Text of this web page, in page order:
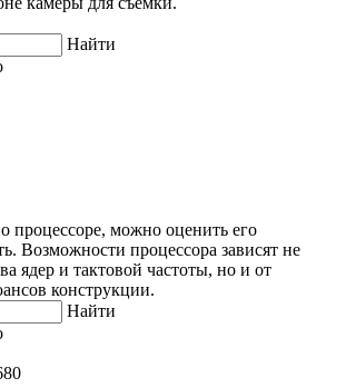
Найти
процессоре, можно оценить его
Возможности процессора зависят не
ядер и тактовой частоты, но и от
конструкции.
Найти